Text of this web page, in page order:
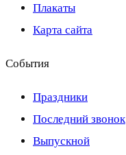
Плакаты
Карта сайта
События
Праздники
Последний звонок
Выпускной